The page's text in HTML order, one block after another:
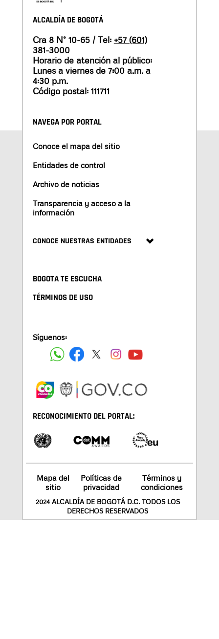
ALCALDÍA DE BOGOTÁ
Cra 8 N° 10-65 / Tel: +57 (601)
381-3000
Horario de atención al público:
Lunes a viernes de 7:00 a.m. a
4:30 p.m.
Código postal: 111711
NAVEGA POR PORTAL
Conoce el mapa del sitio
Entidades de control
Archivo de noticias
Transparencia y acceso a la
información
CONOCE NUESTRAS ENTIDADES
BOGOTA TE ESCUCHA
TÉRMINOS DE USO
Síguenos:
RECONOCIMIENTO DEL PORTAL:
Mapa del
sitio
Políticas de
privacidad
Términos y
condiciones
2024 ALCALDÍA DE BOGOTÁ D.C. TODOS LOS
DERECHOS RESERVADOS